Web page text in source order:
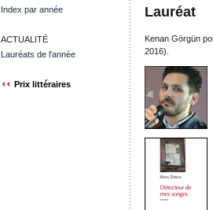
Index par année
ACTUALITÉ
Lauréats de l'année
Prix littéraires
Lauréat
Kenan Görgün
2016).